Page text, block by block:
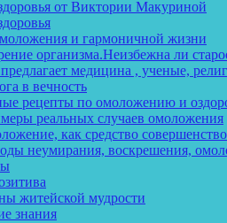
от Виктории Макуриной
и гармоничной жизни
организма.Неизбежна ли
медицина , ученые,
в вечность
рецепты по омоложению и
реальных случаев омоложения
как средство
неумирания, воскрешения,
житейской мудрости
знания